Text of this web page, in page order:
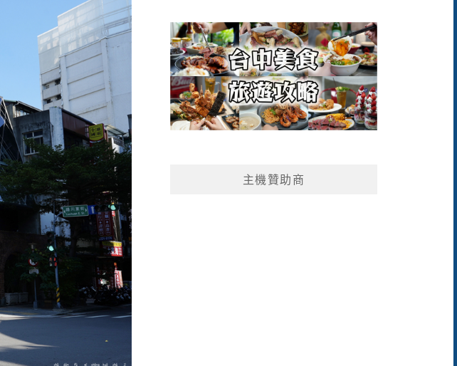
主機贊助商